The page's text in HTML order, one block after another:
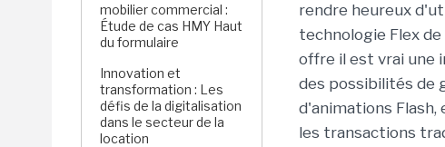
mobilier commercial :
Étude de cas HMY Haut
du formulaire
Innovation et
transformation : Les
défis de la digitalisation
dans le secteur de la
location
rendre heureux
technologie Flex
offre il est vrai une
des possibilités de
d'animations Flash,
les transactions